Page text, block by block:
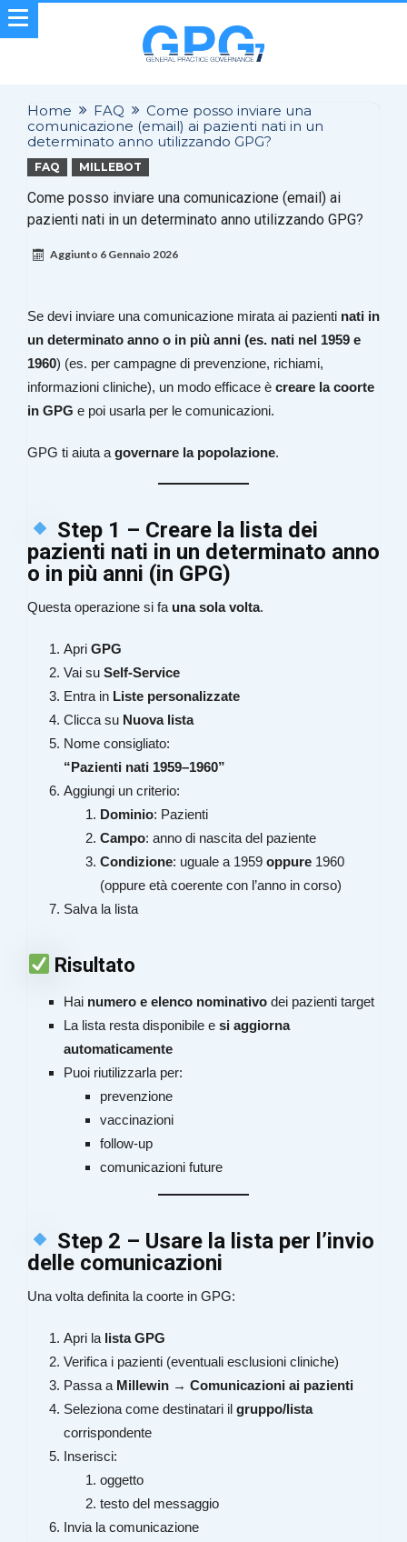
Home FAQ
Come posso inviare una
comunicazione (email) ai pazienti nati in un
determinato anno utilizzando GPG?
FAQ MILLEBOT
Come posso inviare una comunicazione (email) ai
pazienti nati in un determinato anno utilizzando GPG?
Aggiunto 6 Gennaio 2026
Se devi inviare una comunicazione mirata ai pazienti nati in
un determinato anno o in più anni (es. nati nel 1959 e
1960) (es. per campagne di prevenzione, richiami,
informazioni cliniche), un modo efficace è creare la coorte
in GPG e poi usarla per le comunicazioni.
GPG ti aiuta a governare la popolazione.
Step 1 – Creare la lista dei
pazienti nati in un determinato anno
o in più anni (in GPG)
Questa operazione si fa una sola volta.
Apri GPG
Vai su Self-Service
Entra in Liste personalizzate
Clicca su Nuova lista
Nome consigliato:
“Pazienti nati 1959–1960”
Aggiungi un criterio:
Dominio: Pazienti
Campo: anno di nascita del paziente
Condizione: uguale a 1959 oppure 1960
(oppure età coerente con l’anno in corso)
Salva la lista
Risultato
Hai numero e elenco nominativo dei pazienti target
La lista resta disponibile e si aggiorna
automaticamente
Puoi riutilizzarla per:
prevenzione
vaccinazioni
follow-up
comunicazioni future
Step 2 – Usare la lista per l’invio
delle comunicazioni
Una volta definita la coorte in GPG:
Apri la lista GPG
Verifica i pazienti (eventuali esclusioni cliniche)
Passa a Millewin → Comunicazioni ai pazienti
Seleziona come destinatari il gruppo/lista
corrispondente
Inserisci:
oggetto
testo del messaggio
Invia la comunicazione